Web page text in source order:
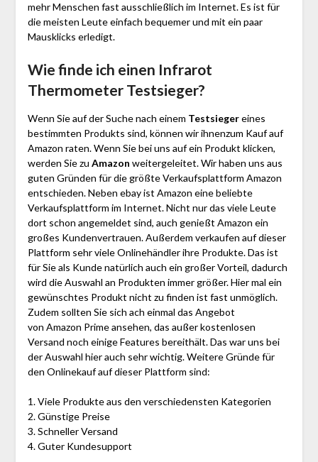
mehr Menschen fast ausschließlich im Internet. Es ist für
die meisten Leute einfach bequemer und mit ein paar
Mausklicks erledigt.
Wie finde ich einen Infrarot
Thermometer Testsieger?
Wenn Sie auf der Suche nach einem Testsiegereines
bestimmten Produkts sind, können wir ihnenzum Kauf auf
Amazon raten. Wenn Sie bei uns auf ein Produkt klicken,
werden Sie zu Amazon weitergeleitet. Wir haben uns aus
guten Gründen für die größte Verkaufsplattform Amazon
entschieden. Neben ebay ist Amazon eine beliebte
Verkaufsplattform im Internet. Nicht nur das viele Leute
dort schon angemeldet sind, auch genießt Amazon ein
großes Kundenvertrauen. Außerdem verkaufen auf dieser
Plattform sehr viele Onlinehändler ihre Produkte. Das ist
für Sie als Kunde natürlich auch ein großer Vorteil, dadurch
wird die Auswahl an Produkten immer größer. Hier mal ein
gewünschtes Produkt nicht zu finden ist fast unmöglich.
Zudem sollten Sie sich ach einmal das Angebot
von Amazon Prime ansehen, das außer kostenlosen
Versand noch einige Features bereithält. Das war uns bei
der Auswahl hier auch sehr wichtig. Weitere Gründe für
den Onlinekauf auf dieser Plattform sind:
1. Viele Produkte aus den verschiedensten Kategorien
2. Günstige Preise
3. Schneller Versand
4. Guter Kundesupport